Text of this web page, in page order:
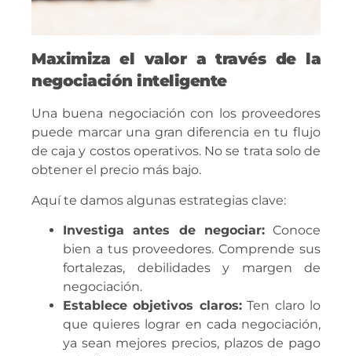
Maximiza el valor a través de la
negociación inteligente
Una buena negociación con los proveedores
puede marcar una gran diferencia en tu flujo
de caja y costos operativos. No se trata solo de
obtener el precio más bajo.
Aquí te damos algunas estrategias clave:
Investiga antes de negociar:Conoce
bien a tus proveedores. Comprende sus
fortalezas, debilidades y margen de
negociación.
Establece objetivos claros:Ten claro lo
que quieres lograr en cada negociación,
ya sean mejores precios, plazos de pago